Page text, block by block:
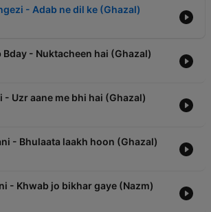
- Adab ne dil ke (Ghazal)
Bday - Nuktacheen hai (Ghazal)
- Uzr aane me bhi hai (Ghazal)
- Bhulaata laakh hoon (Ghazal)
- Khwab jo bikhar gaye (Nazm)